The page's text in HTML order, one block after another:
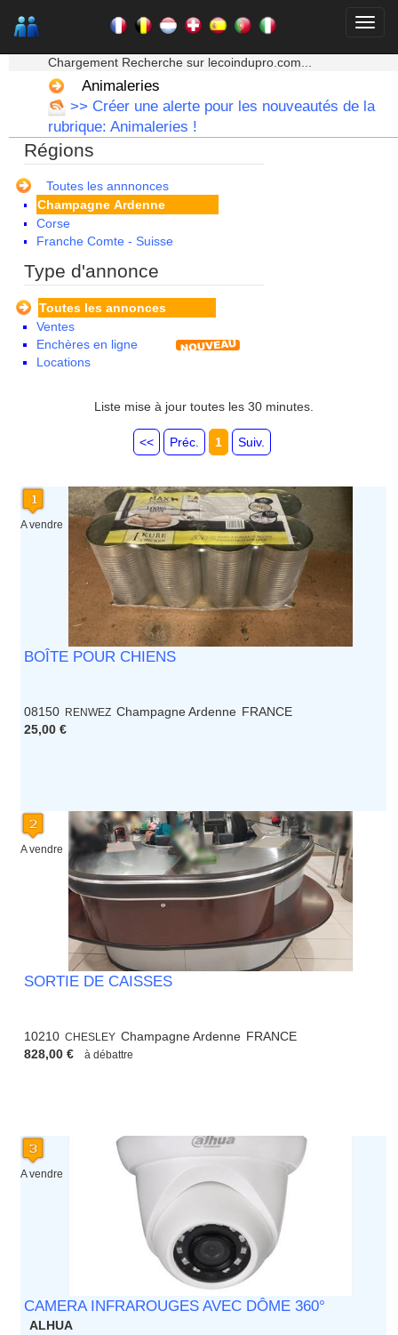
Chargement Recherche sur lecoindupro.com...
Animaleries
>> Créer une alerte pour les nouveautés de la
rubrique: Animaleries !
Régions
Toutes les annnonces
Alsace
Aquitaine
Auvergne
Basse Normandie
Bourgogne
Bretagne
Centre
Champagne Ardenne
Corse
Franche Comte - Suisse
Guyane
Haute Normandie
Ile de France
La Réunion
Languedoc Roussillon
Limousin
Martinique
Midi Pyrenees - Espagne -
Pays Bas
Pays de la Loire
Picardie
Poitou Charentes
Principauté de Monaco
Provence Alpes Cote d'Azur -
Rhone Alpes
Type d'annonce
Toutes les annonces
Ventes
Enchères en ligne
Locations
Liste mise à jour toutes les 30 minutes.
<< Préc. 1 Suiv.
A vendre
BOÎTE POUR CHIENS
08150 RENWEZ Champagne Ardenne FRANCE
25,00 €
A vendre
SORTIE DE CAISSES
10210 CHESLEY Champagne Ardenne FRANCE
828,00 €
à débattre
A vendre
CAMERA INFRAROUGES AVEC DÔME 360°
ALHUA